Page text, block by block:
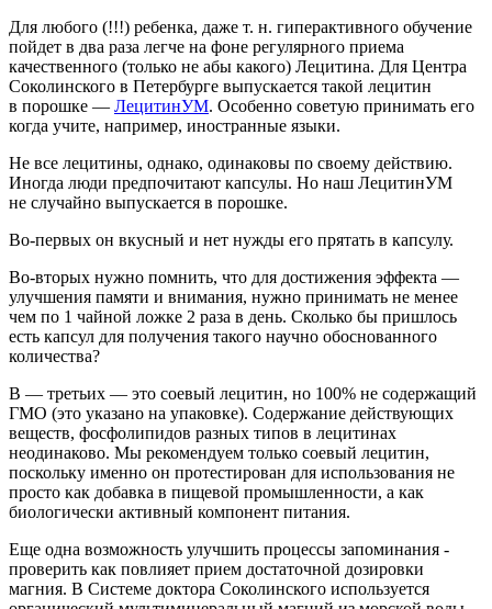
Для любого (!!!) ребенка, даже т. н. гиперактивного обучение
пойдет в два раза легче на фоне регулярного приема
качественного (только не абы какого) Лецитина. Для Центра
Соколинского в Петербурге выпускается такой лецитин
в порошке — ЛецитинУМ. Особенно советую принимать его
когда учите, например, иностранные языки.
Не все лецитины, однако, одинаковы по своему действию.
Иногда люди предпочитают капсулы. Но наш ЛецитинУМ
не случайно выпускается в порошке.
Во-первых он вкусный и нет нужды его прятать в капсулу.
Во-вторых нужно помнить, что для достижения эффекта —
улучшения памяти и внимания, нужно принимать не менее
чем по 1 чайной ложке 2 раза в день. Сколько бы пришлось
есть капсул для получения такого научно обоснованного
количества?
В — третьих — это соевый лецитин, но 100% не содержащий
ГМО (это указано на упаковке). Содержание действующих
веществ, фосфолипидов разных типов в лецитинах
неодинаково. Мы рекомендуем только соевый лецитин,
поскольку именно он протестирован для использования не
просто как добавка в пищевой промышленности, а как
биологически активный компонент питания.
Еще одна возможность улучшить процессы запоминания -
проверить как повлияет прием достаточной дозировки
магния. В Системе доктора Соколинского используется